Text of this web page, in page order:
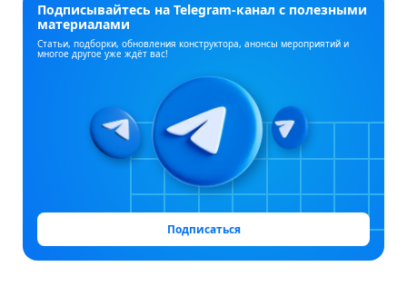
Подписывайтесь на Telegram‑канал с полезными
материалами
Статьи, подборки, обновления конструктора, анонсы мероприятий и
многое другое уже ждёт вас!
Подписаться